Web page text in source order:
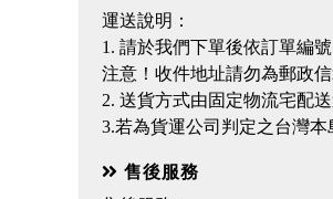
運送說明：
1. 請於我們下單後依訂單編
注意！收件地址請勿為郵政信
2. 送貨方式由固定物流宅配
3.若為貨運公司判定之台灣
售後服務